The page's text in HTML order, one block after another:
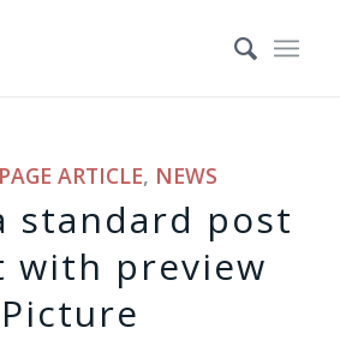
ARTICLE, NEWS
standard post
with preview
Picture